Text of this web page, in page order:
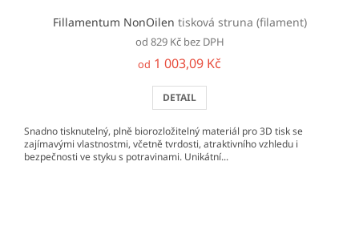
Fillamentum NonOilen tisková struna (filament)
od 829 Kč bez DPH
od 1 003,09 Kč
DETAIL
Snadno tisknutelný, plně biorozložitelný materiál pro 3D tisk se
zajímavými vlastnostmi, včetně tvrdosti, atraktivního vzhledu i
bezpečnosti ve styku s potravinami. Unikátní...